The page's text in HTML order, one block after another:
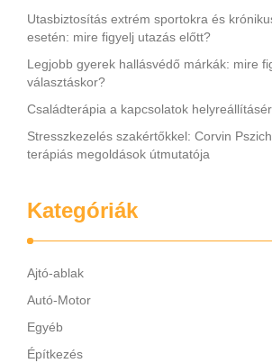
Utasbiztosítás extrém sportokra és
esetén: mire figyelj utazás előtt?
Legjobb gyerek hallásvédő márkák: mire
választáskor?
Családterápia a kapcsolatok
Stresszkezelés szakértőkkel: Corvin
terápiás megoldások útmutatója
Kategóriák
Ajtó-ablak
Autó-Motor
Egyéb
Építkezés